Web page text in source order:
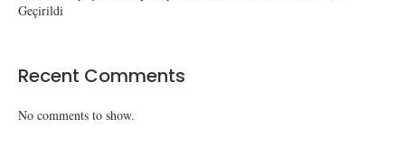
Geçirildi
Recent Comments
No comments to show.